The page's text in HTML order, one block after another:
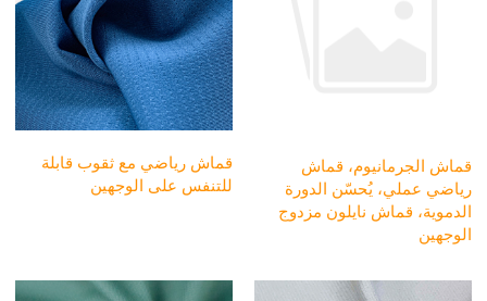
قماش الجرمانيوم، قماش
رياضي عملي، يُحسّن الدورة
الدموية، قماش نايلون مزدوج
الوجهين
قماش رياضي مع ثقوب قابلة
للتنفس على الوجهين